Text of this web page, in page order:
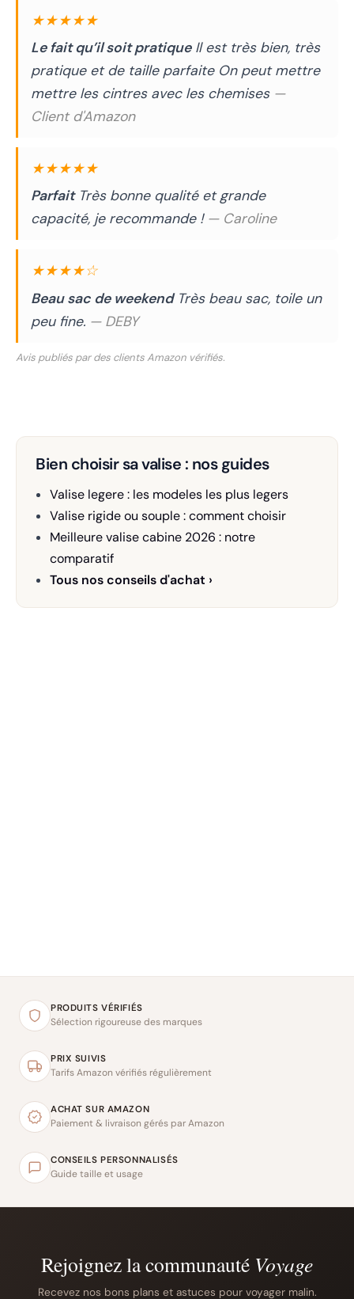
★★★★★
Le fait qu’il soit pratiqueIl est très bien, très
pratique et de taille parfaite On peut mettre
mettre les cintres avec les chemises —
Client d'Amazon
★★★★★
ParfaitTrès bonne qualité et grande
capacité, je recommande ! — Caroline
★★★★☆
Beau sac de weekendTrès beau sac, toile un
peu fine. — DEBY
Avis publiés par des clients Amazon vérifiés.
Bien choisir sa valise : nos guides
Valise legere : les modeles les plus legers
Valise rigide ou souple : comment choisir
Meilleure valise cabine 2026 : notre
comparatif
Tous nos conseils d'achat ›
PRODUITS VÉRIFIÉS
Sélection rigoureuse des marques
PRIX SUIVIS
Tarifs Amazon vérifiés régulièrement
ACHAT SUR AMAZON
Paiement & livraison gérés par Amazon
CONSEILS PERSONNALISÉS
Guide taille et usage
Rejoignez la communauté Voyage
Recevez nos bons plans et astuces pour voyager malin.